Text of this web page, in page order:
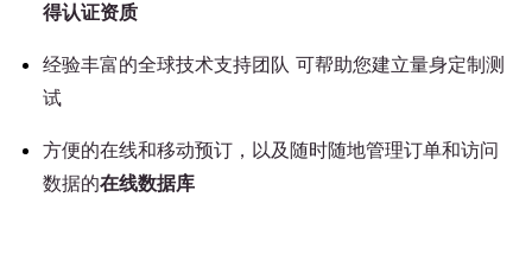
得认证资质
经验丰富的全球技术支持团队 可帮助您建立量身定制测
试
方便的在线和移动预订，以及随时随地管理订单和访问
数据的在线数据库